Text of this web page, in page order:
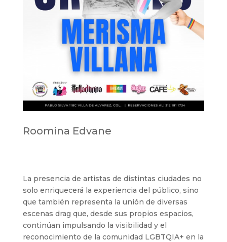
Roomina Edvane
La presencia de artistas de distintas ciudades no
solo enriquecerá la experiencia del público, sino
que también representa la unión de diversas
escenas drag que, desde sus propios espacios,
continúan impulsando la visibilidad y el
reconocimiento de la comunidad LGBTQIA+ en la